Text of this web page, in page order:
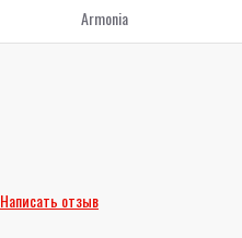
Armonia
Написать отзыв